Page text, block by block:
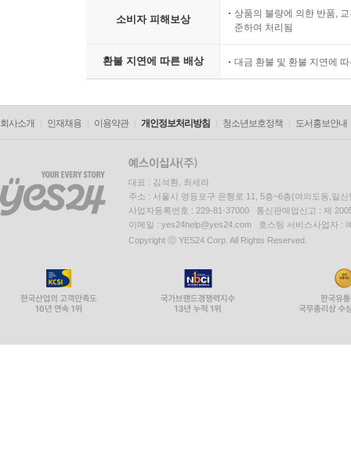
소비자 피해보상
상품의 불량에 의한 반품,
준하여 처리됨
환불 지연에 따른 배상 대금 환불 및 환불 지연에
회사소개 인재채용 이용약관 개인정보처리방침 청소년보호정책 도서홍보안내
대표 : 김석환, 최세라
주소 : 서울시 영등포구 은행로 11, 5층~6층(여의도동,일신
사업자등록번호 : 229-81-37000 통신판매업신고 : 제
이메일 : yes24help@yes24.com 호스팅 서비스사업자 :
Copyright ⓒ YES24 Corp. All Rights Reserved.